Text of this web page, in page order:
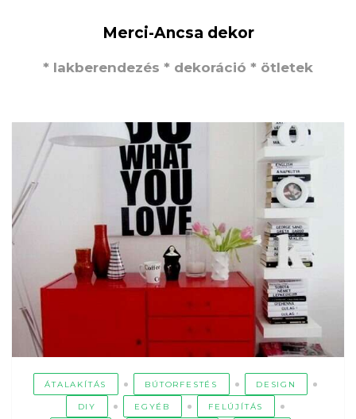
Merci-Ancsa dekor
* lakberendezés * dekoráció * ötletek
ÁTALAKÍTÁS BÚTORFESTÉS DESIGN
DIY EGYÉB FELÚJÍTÁS